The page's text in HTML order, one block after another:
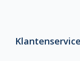
Klantenservice